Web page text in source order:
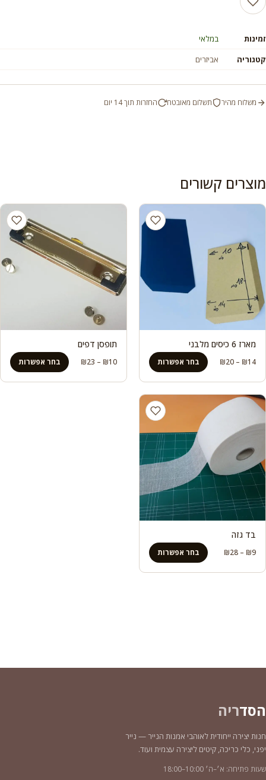
זמינות
במלאי
קטגוריה
אביזרים
משלוח מהיר תשלום מאובטח החזרות תוך 14 יום
מוצרים קשורים
מארז 6 כיסים מלבני
₪14
–
₪20
מחירים:
עד
בחר אפשרות
תופסן דפים
₪10
–
₪23
מחירים:
בחר אפשרות
בד גזה
₪9
–
₪28
מחירים:
בחר אפשרות
הסדריה
חנות יצירה ייחודית לאוהבי אמנות הנייר — נייר
יפני, כלי כריכה, קיטים ליצירה עצמית ועוד.
שעות פתיחה: א׳–ה׳ 10:00–18:00